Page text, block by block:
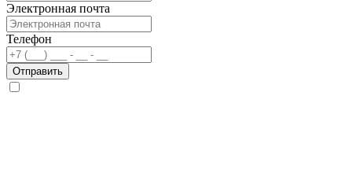
Электронная почта
Телефон
Отправить